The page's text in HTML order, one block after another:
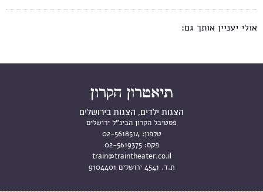
אולי יעניין אותך גם:
הצגות ילדים, הצגות בירושלים
פסטיבל הקרון הבינ"ל ירושלים
טלפון: 02-5618514
פקס: 02-5619375
train@traintheater.co.il
ת.ד. 4541 ירושלים 9104401